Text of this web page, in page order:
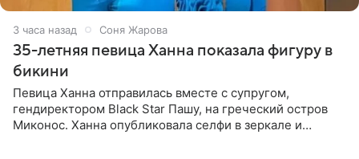
3 часа назад Соня Жарова
35-летняя певица Ханна показала фигуру в
бикини
Певица Ханна отправилась вместе с супругом,
гендиректором Black Star Пашу, на греческий остров
Миконос. Ханна опубликовала селфи в зеркале и